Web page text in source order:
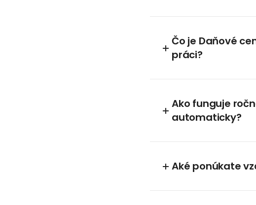
Čo je Daňové
práci?
Ako funguje
automaticky?
Aké ponúkate